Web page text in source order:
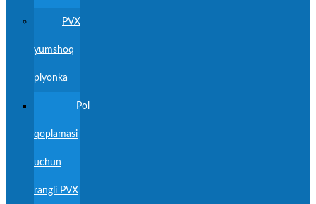
PVX
yumshoq
plyonka
Pol
qoplamasi
uchun
rangli PVX